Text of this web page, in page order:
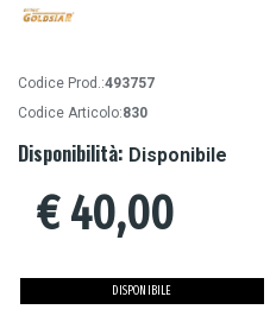
Codice Prod.:493757
Codice Articolo:830
Disponibilità: Disponibile
€40,00
DISPONIBILE